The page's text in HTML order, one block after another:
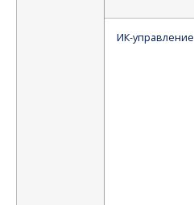
ИК-управление